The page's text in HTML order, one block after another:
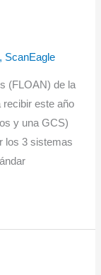
, ScanEagle
(FLOAN) de la
recibir este año
y una GCS)
los 3 sistemas